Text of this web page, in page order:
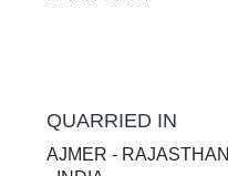
QUARRIED IN
AJMER - RAJASTHAN